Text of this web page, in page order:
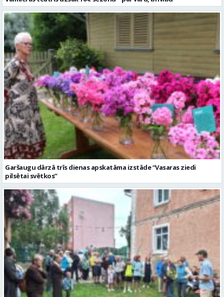
Garšaugu dārzā trīs dienas apskatāma izstāde “Vasaras ziedi
pilsētai svētkos”